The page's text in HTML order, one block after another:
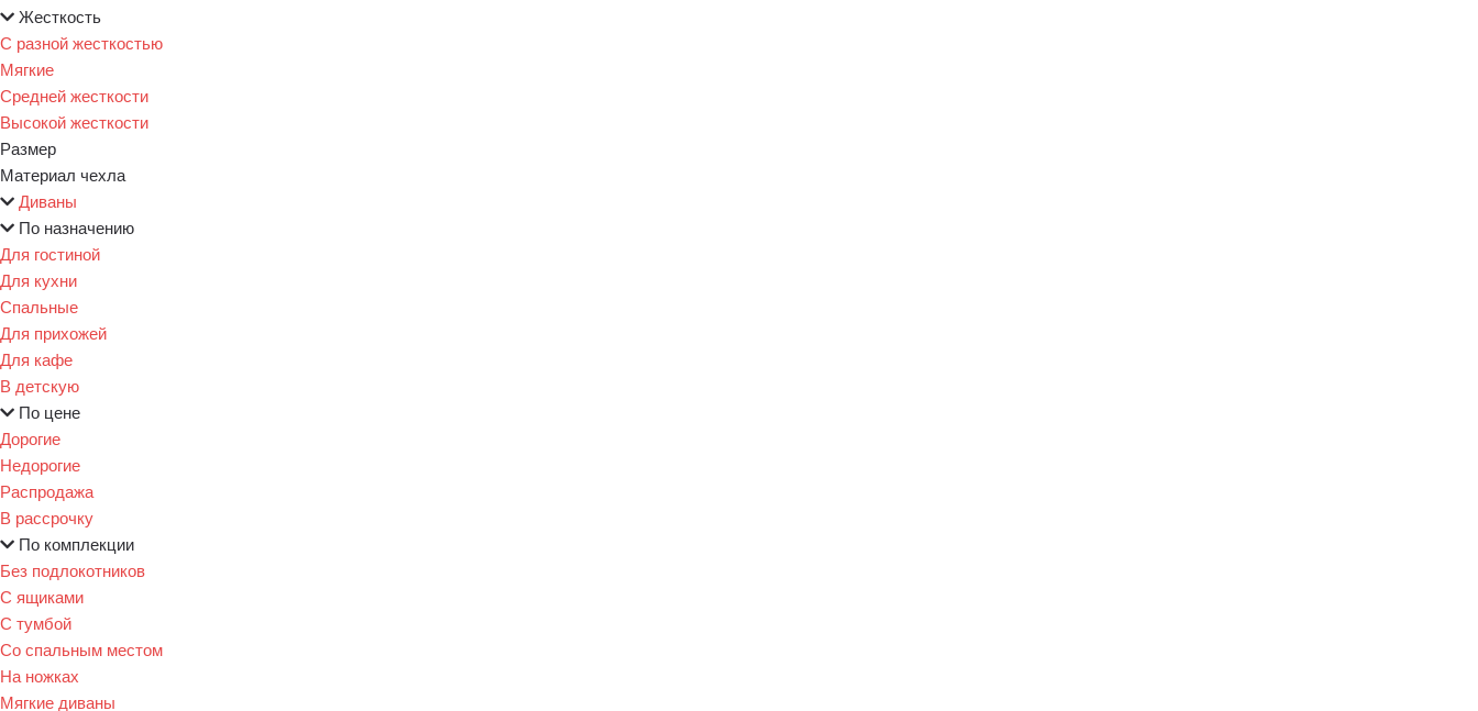
Жесткость
С разной жесткостью
Мягкие
Средней жесткости
Высокой жесткости
Размер
Материал чехла
Диваны
По назначению
Для гостиной
Для кухни
Спальные
Для прихожей
Для кафе
В детскую
По цене
Дорогие
Недорогие
Распродажа
В рассрочку
По комплекции
Без подлокотников
С ящиками
С тумбой
Со спальным местом
На ножках
Мягкие диваны